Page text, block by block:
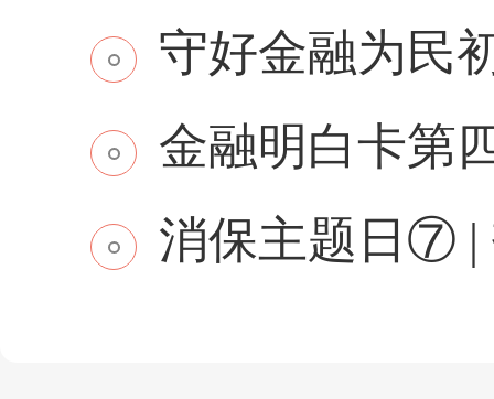
守好金融为民
金融明白卡第
消保主题日⑦ |